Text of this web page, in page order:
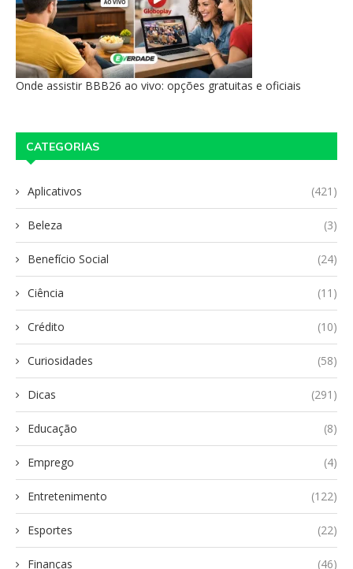
Onde assistir BBB26 ao vivo: opções gratuitas e oficiais
CATEGORIAS
Aplicativos (421)
Beleza (3)
Benefício Social (24)
Ciência (11)
Crédito (10)
Curiosidades (58)
Dicas (291)
Educação (8)
Emprego (4)
Entretenimento (122)
Esportes (22)
Finanças (46)